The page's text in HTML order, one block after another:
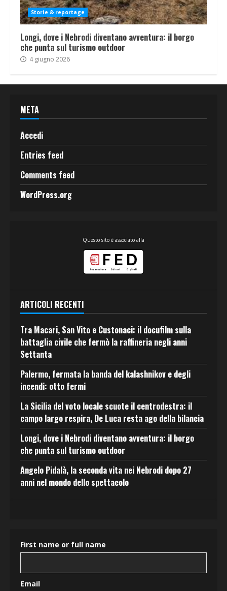
Storie & reportage
Longi, dove i Nebrodi diventano avventura: il borgo
che punta sul turismo outdoor
4 giugno 2026
META
Accedi
Entries feed
Comments feed
WordPress.org
Questo sito è associato alla
ARTICOLI RECENTI
Tra Macari, San Vito e Custonaci: il docufilm sulla
battaglia civile che fermò la raffineria negli anni
Settanta
Palermo, fermata la banda del kalashnikov e degli
incendi: otto fermi
La Sicilia del voto locale scuote il centrodestra: il
campo largo respira, De Luca resta ago della bilancia
Longi, dove i Nebrodi diventano avventura: il borgo
che punta sul turismo outdoor
Angelo Pidalà, la seconda vita nei Nebrodi dopo 27
anni nel mondo dello spettacolo
First name or full name
Email